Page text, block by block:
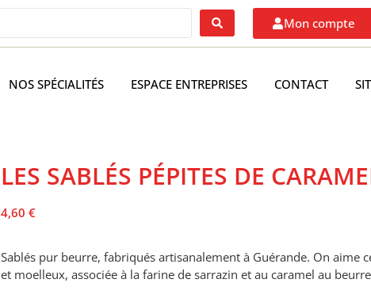
Mon compte
NOS SPÉCIALITÉS ESPACE ENTREPRISES CONTACT
LES SABLÉS PÉPITES DE
4,60 €
Sablés pur beurre, fabriqués artisanalement à Guérande. On aime
et moelleux, associée à la farine de sarrazin et au caramel au